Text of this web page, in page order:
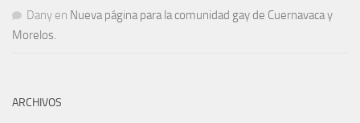
Dany en Nueva página para la comunidad gay de Cuernavaca y
Morelos.
ARCHIVOS